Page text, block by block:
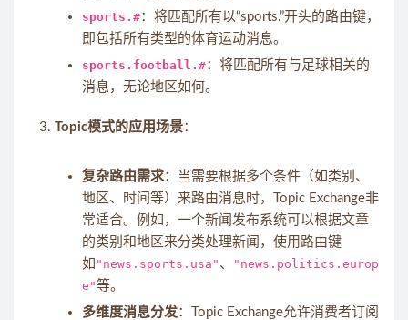
sports.#：将匹配所有以“sports.”开头的路由键，
即包括所有类型的体育运动消息。
sports.football.#：将匹配所有与足球相关的
消息，无论地区如何。
Topic模式的应用场景：
复杂路由需求：当需要根据多个条件（如类别、
地区、时间等）来路由消息时，Topic Exchange非
常适合。例如，一个新闻发布系统可以根据文章
的类别和地区来分类处理新闻，使用路由键
如 "news.sports.usa" 、
"news.politics.europ
e"等。
多维度消息分发：Topic Exchange允许消费者订阅